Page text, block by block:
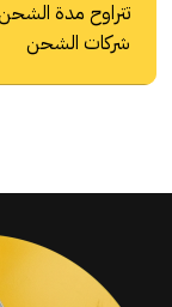
شركات الشحن